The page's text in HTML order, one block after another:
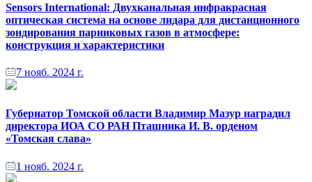
Sensors International: Двухканальная инфракрасная
оптическая система на основе лидара для дистанционного
зондирования парниковых газов в атмосфере:
конструкция и характеристики
7 нояб. 2024 г.
Губернатор Томской области Владимир Мазур наградил
директора ИОА СО РАН Пташника И. В. орденом
«Томская слава»
1 нояб. 2024 г.